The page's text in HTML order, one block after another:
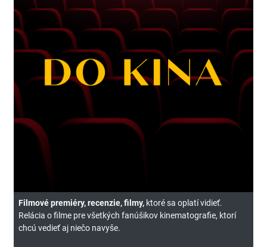
Filmové premiéry, recenzie, filmy, ktoré sa oplatí vidieť.
Relácia o filme pre všetkých fanúšikov kinematografie, ktorí
chcú vedieť aj niečo navyše.